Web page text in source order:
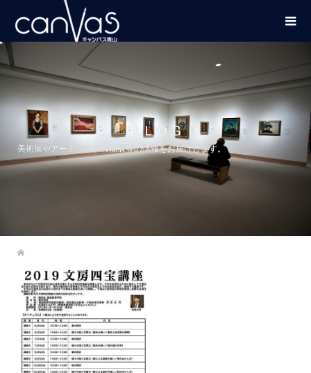
ＢＬＯＧ
美術展やアーティストの個展等の情報をお届けします。